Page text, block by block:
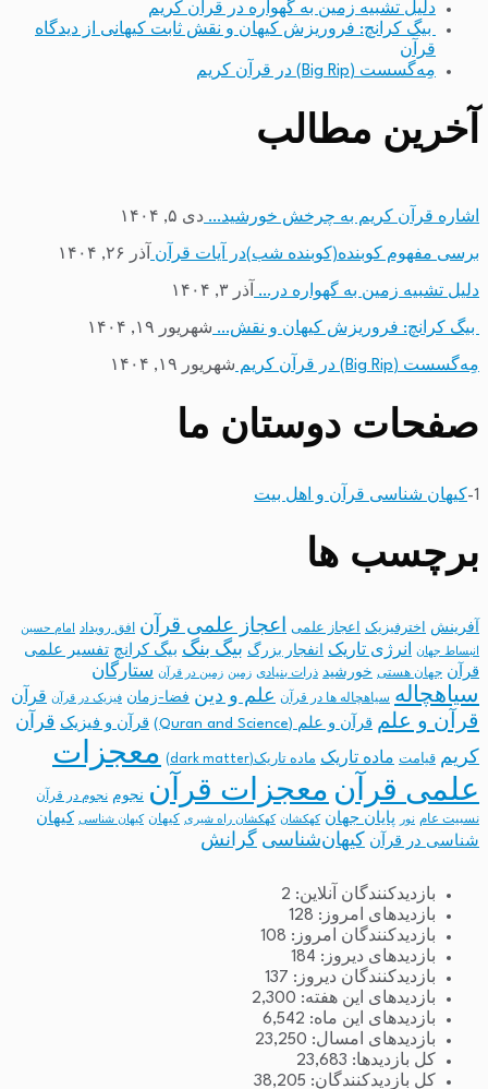
دلیل تشبیه زمین به گهواره در قرآن کریم
بیگ کرانچ: فروریزش کیهان و نقش ثابت کیهانی از دیدگاه
قرآن
مِه‌گسست (Big Rip) در قرآن کریم
آخرین مطالب
اشاره قرآن کریم به چرخش خورشید… دی ۵, ۱۴۰۴
برسی مفهوم کوبنده(کوبنده شب)در آیات قرآن آذر ۲۶, ۱۴۰۴
دلیل تشبیه زمین به گهواره در… آذر ۳, ۱۴۰۴
بیگ کرانچ: فروریزش کیهان و نقش… شهریور ۱۹, ۱۴۰۴
مِه‌گسست (Big Rip) در قرآن کریم شهریور ۱۹, ۱۴۰۴
صفحات دوستان ما
1- کیهان شناسی قرآن و اهل بیت
برچسب ها
آفرینش اخترفیزیک اعجاز علمی اعجاز علمی قرآن افق رویداد امام حسین
انبساط جهان انرژی تاریک انفجار بزرگ بیگ بنگ بیگ کرانچ تفسیر علمی
قرآن جهان هستی خورشید ذرات بنیادی زمین زمین در قرآن ستارگان
سیاهچاله سیاهچاله ها در قرآن علم و دین فضا-زمان فیزیک در قرآن قرآن
قرآن و علم قرآن و علم (Quran and Science) قرآن و فیزیک قرآن
کریم قیامت ماده تاریک ماده تاریک(dark matter)
معجزات
علمی قرآن معجزات قرآن نجوم نجوم در قرآن
نسبیت عام نور پایان جهان کهکشان کهکشان راه شیری کیهان کیهان شناسی
کیهان
شناسی در قرآن
کیهان‌شناسی گرانش
بازدیدکنندگان آنلاین: 2
بازدیدهای امروز: 128
بازدیدکنندگان امروز: 108
بازدیدهای دیروز: 184
بازدیدکنندگان دیروز: 137
بازدیدهای این هفته: 2,300
بازدیدهای این ماه: 6,542
بازدیدهای امسال: 23,250
کل بازدیدها: 23,683
کل بازدیدکنند‌گان: 38,205